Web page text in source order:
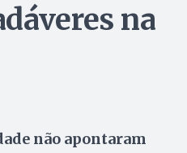
na
não apontaram